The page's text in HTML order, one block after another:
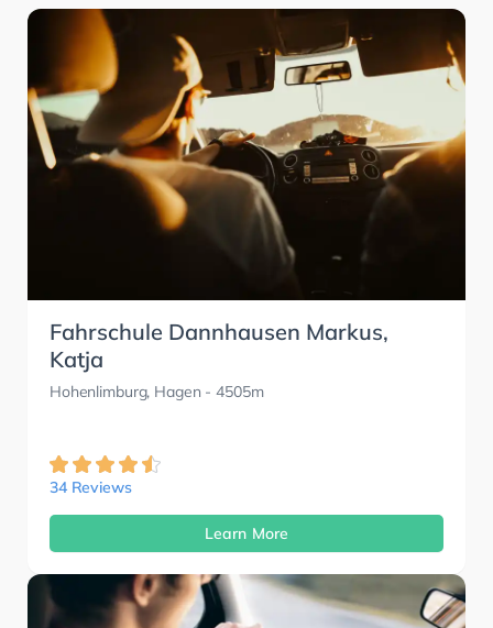
Fahrschule Dannhausen Markus,
Katja
Hohenlimburg, Hagen - 4505m
34 Reviews
Learn More